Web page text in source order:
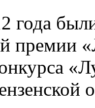
года
премии